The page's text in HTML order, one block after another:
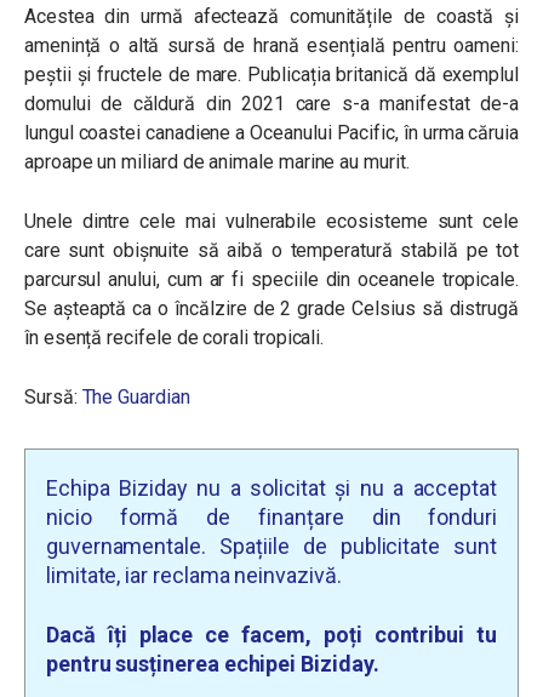
Acestea din urmă afectează comunitățile de coastă și
amenință o altă sursă de hrană esențială pentru oameni:
peștii și fructele de mare. Publicația britanică dă exemplul
domului de căldură din 2021 care s-a manifestat de-a
lungul coastei canadiene a Oceanului Pacific, în urma căruia
aproape un miliard de animale marine au murit.
Unele dintre cele mai vulnerabile ecosisteme sunt cele
care sunt obișnuite să aibă o temperatură stabilă pe tot
parcursul anului, cum ar fi speciile din oceanele tropicale.
Se așteaptă ca o încălzire de 2 grade Celsius să distrugă
în esență recifele de corali tropicali.
Sursă: The Guardian
Echipa Biziday nu a solicitat și nu a acceptat
nicio formă de finanțare din fonduri
guvernamentale. Spațiile de publicitate sunt
limitate, iar reclama neinvazivă.
Dacă îți place ce facem, poți contribui tu
pentru susținerea echipei Biziday.